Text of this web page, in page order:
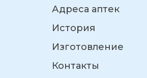
Адреса аптек
История
Изготовление
Контакты